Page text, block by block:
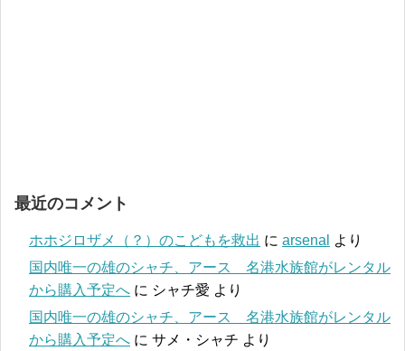
最近のコメント
ホホジロザメ（？）のこどもを救出 に arsenal
より
国内唯一の雄のシャチ、アース 名港水族館がレンタル
から購入予定へ に シャチ愛 より
国内唯一の雄のシャチ、アース 名港水族館がレンタル
から購入予定へ に サメ・シャチ より